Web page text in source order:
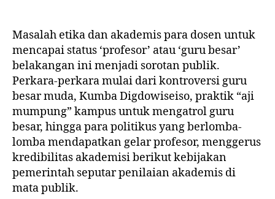
Masalah etika dan akademis para dosen untuk
mencapai status ‘profesor’ atau ‘guru besar’
belakangan ini menjadi sorotan publik.
Perkara-perkara mulai dari kontroversi guru
besar muda, Kumba Digdowiseiso, praktik “aji
mumpung” kampus untuk mengatrol guru
besar, hingga para politikus yang berlomba-
lomba mendapatkan gelar profesor, menggerus
kredibilitas akademisi berikut kebijakan
pemerintah seputar penilaian akademis di
mata publik.